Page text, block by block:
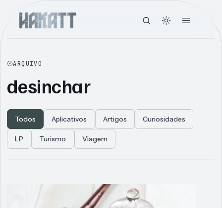
ARQUIVO
desinchar
Todos Aplicativos Artigos Curiosidades
LP Turismo Viagem
Articles